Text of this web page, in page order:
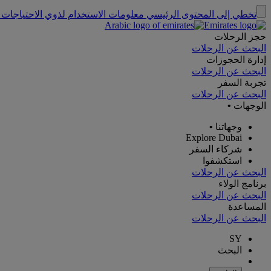
تخطي إلى المحتوى الرئيسي معلومات الاستخدام لذوي
حجز الرحلات
البحث عن الرحلات
إدارة الحجوزات
البحث عن الرحلات
تجربة السفر
البحث عن الرحلات
الوجهات •
وجهاتنا •
Explore Dubai
شركاء السفر
استكشفوا
البحث عن الرحلات
برنامج الولاء
البحث عن الرحلات
المساعدة
البحث عن الرحلات
SY
البحث